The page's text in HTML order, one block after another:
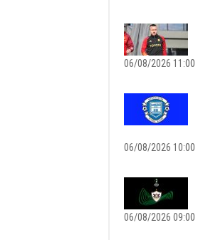
06/08/2026 11:00
06/08/2026 10:00
06/08/2026 09:00